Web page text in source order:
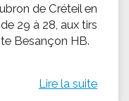
de Créteil en
29 à 28, aux tirs
Besançon HB.
Lire la suite